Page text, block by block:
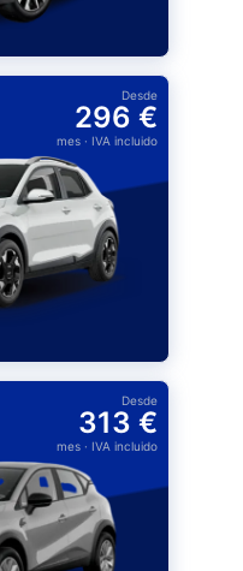
Desde
296 €
mes· IVA incluido
Desde
313 €
mes· IVA incluido